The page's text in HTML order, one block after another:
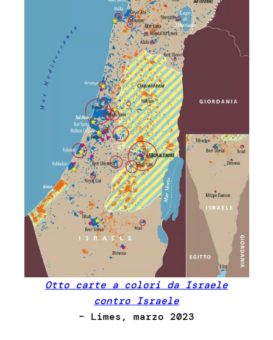
Otto carte a colori da Israele
contro Israele
– Limes, marzo 2023